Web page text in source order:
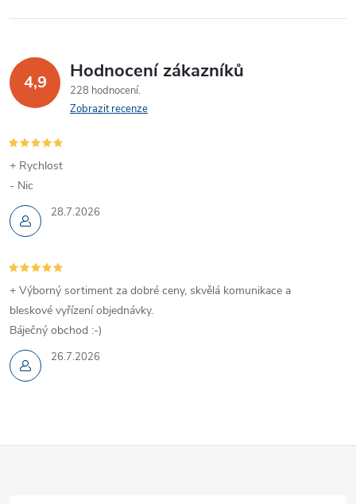
l
d
a
c
í
p
r
v
k
y
v
4,9 Hodnocení zákazníků
228 hodnocení
Zobrazit recenze
28.7.2026
+ Rychlost
- Nic
26.7.2026
+ Výborný sortiment za dobré ceny, skvělá komunikace a
bleskové vyřízení objednávky.
Báječný obchod :-)